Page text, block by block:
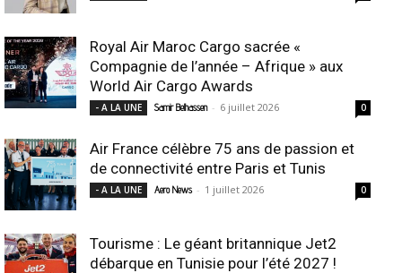
Royal Air Maroc Cargo sacrée «
Compagnie de l’année – Afrique » aux
World Air Cargo Awards
- A LA UNE Samir Belhassen - 6 juillet 2026 0
Air France célèbre 75 ans de passion et
de connectivité entre Paris et Tunis
- A LA UNE Aero News - 1 juillet 2026 0
Tourisme : Le géant britannique Jet2
débarque en Tunisie pour l’été 2027 !